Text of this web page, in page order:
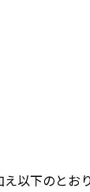
以下のとお